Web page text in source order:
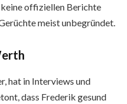
keine offiziellen Berichte
meist unbegründet.
hat in Interviews und
dass Frederik gesund